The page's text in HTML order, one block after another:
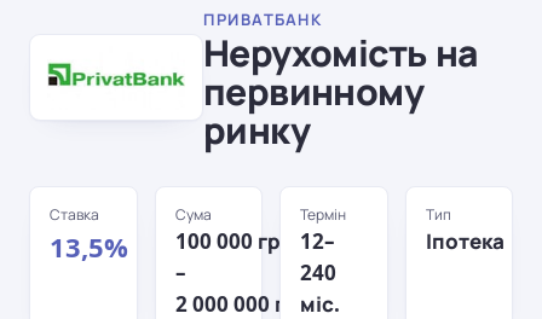
ПРИВАТБАНК
Нерухомість на
первинному
ринку
Ставка
13,5%
Сума
100 000 грн
–
2 000 000 грн
Термін
12–
240
міс.
Тип
Іпотека